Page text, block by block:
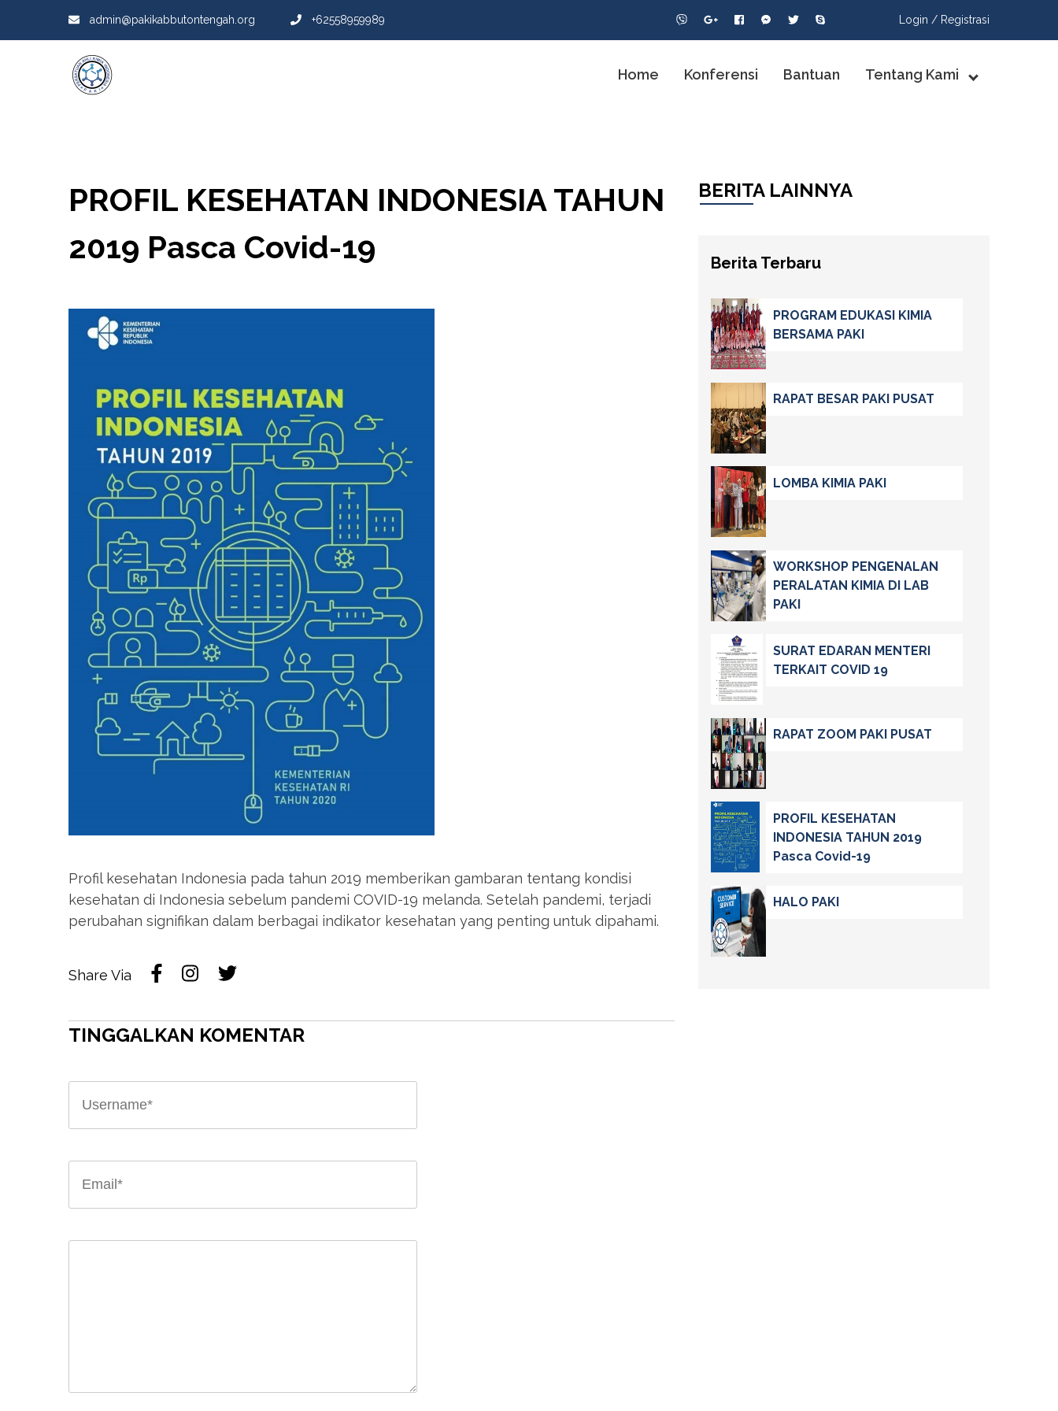
admin@pakikabbutontengah.org +62558959989 Login / Registrasi
Home Konferensi Bantuan Tentang Kami
PROFIL KESEHATAN INDONESIA TAHUN
2019 Pasca Covid-19
Profil kesehatan Indonesia pada tahun 2019 memberikan gambaran tentang kondisi
kesehatan di Indonesia sebelum pandemi COVID-19 melanda. Setelah pandemi, terjadi
perubahan signifikan dalam berbagai indikator kesehatan yang penting untuk dipahami.
Share Via
BERITA LAINNYA
Berita Terbaru
PROGRAM EDUKASI KIMIA
BERSAMA PAKI
RAPAT BESAR PAKI PUSAT
LOMBA KIMIA PAKI
WORKSHOP PENGENALAN
PERALATAN KIMIA DI LAB
PAKI
SURAT EDARAN MENTERI
TERKAIT COVID 19
RAPAT ZOOM PAKI PUSAT
PROFIL KESEHATAN
INDONESIA TAHUN 2019
Pasca Covid-19
HALO PAKI
TINGGALKAN KOMENTAR